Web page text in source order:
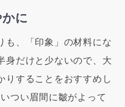
に
も、「印象」の材料にな
身だけと少ないので、大
りすることをおすすめし
つい眉間に皺がよって